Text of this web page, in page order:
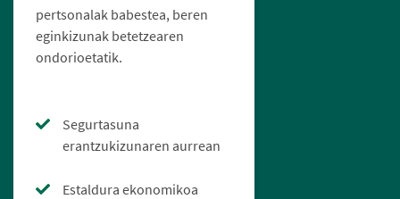
pertsonalak babestea, beren
eginkizunak betetzearen
ondorioetatik.
Segurtasuna
erantzukizunaren aurrean
Estaldura ekonomikoa